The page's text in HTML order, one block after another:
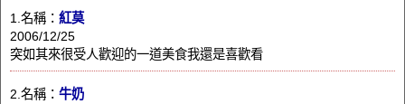
1.名稱： 紅莫
2006/12/25
突如其來很受人歡迎的一道美食我還是喜歡看
2.名稱： 牛奶